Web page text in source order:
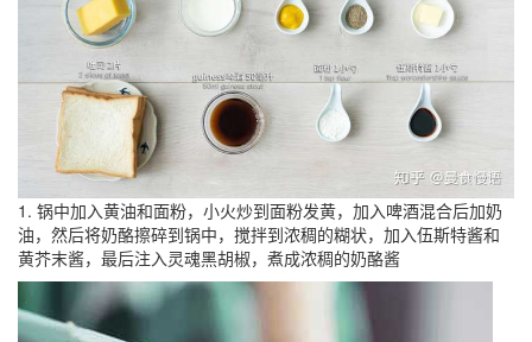
1. 锅中加入黄油和面粉，小火炒到面粉发黄，加入啤酒混合后加奶
油，然后将奶酪擦碎到锅中，搅拌到浓稠的糊状，加入伍斯特酱和
黄芥末酱，最后注入灵魂黑胡椒，煮成浓稠的奶酪酱